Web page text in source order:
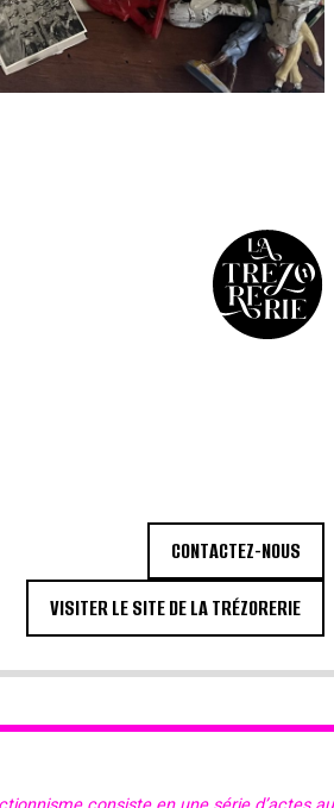
CONTACTEZ-NOUS
VISITER LE SITE DE LA TRÉZORERIE